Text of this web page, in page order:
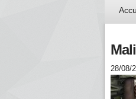
28/08/